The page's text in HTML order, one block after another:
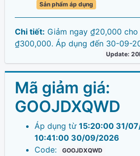
Sản phẩm áp dụng
Chi tiết: Giảm ngay ₫20,000
₫300,000. Áp dụng đến 30-09-
Update:
Mã giảm giá:
GOOJDXQWD
Áp dụng từ 15:20:00 31/
10:41:00 30/09/2026
Code:
GOOJDXQWD